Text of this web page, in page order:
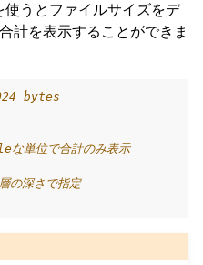
使うとファイルサイズをデ
計を表示することができま
bytes
単位で合計のみ表示
の深さで指定